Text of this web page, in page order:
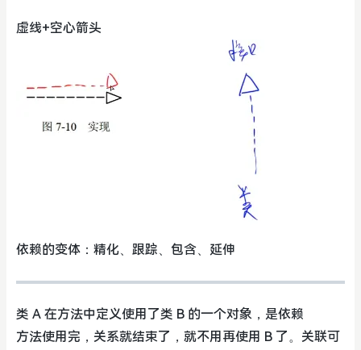
虚线+空心箭头
依赖的变体：精化、跟踪、包含、延伸
类 A 在方法中定义使用了类 B 的一个对象，是依赖
方法使用完，关系就结束了，就不用再使用 B 了。关联可